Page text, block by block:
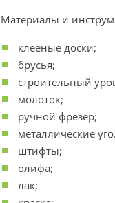
Материалы и
клееные доски;
брусья;
строительный
молоток;
ручной фрезер;
металлические
штифты;
олифа;
лак;